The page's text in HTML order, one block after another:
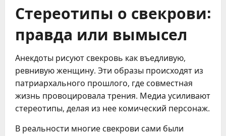
Стереотипы о свекрови:
правда или вымысел
Анекдоты рисуют свекровь как въедливую,
ревнивую женщину. Эти образы происходят из
патриархального прошлого, где совместная
жизнь провоцировала трения. Медиа усиливают
стереотипы, делая из нее комический персонаж.
В реальности многие свекрови сами были